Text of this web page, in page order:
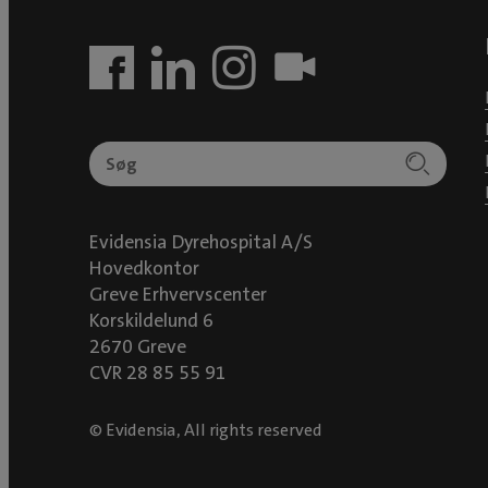
Evidensia Dyrehospital A/S
Hovedkontor
Greve Erhvervscenter
Korskildelund 6
2670 Greve
CVR 28 85 55 91
© Evidensia, All rights reserved